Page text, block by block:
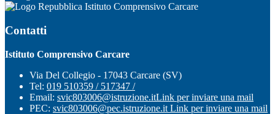
Istituto Comprensivo Carcare
Contatti
Istituto Comprensivo Carcare
Via Del Collegio - 17043 Carcare (SV)
Tel: 019 510359 / 517347 /
Email: svic803006@istruzione.itLink per inviare una mail
PEC: svic803006@pec.istruzione.it Link per inviare una mail